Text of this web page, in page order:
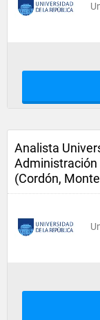
Analista
Administración
(Cordón,